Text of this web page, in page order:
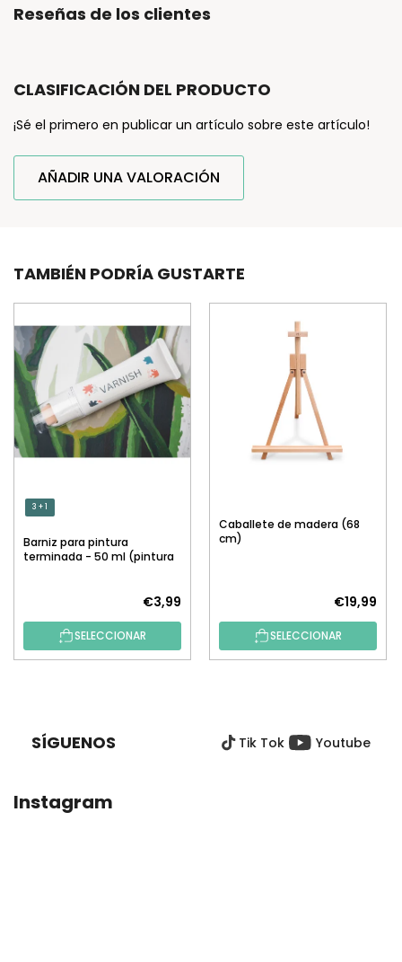
Reseñas de los clientes
CLASIFICACIÓN DEL PRODUCTO
¡Sé el primero en publicar un artículo sobre este artículo!
AÑADIR UNA VALORACIÓN
TAMBIÉN PODRÍA GUSTARTE
3 + 1
Barniz para pintura
terminada - 50 ml (pintura
€3,99
SELECCIONAR
Caballete de madera (68
cm)
€19,99
SELECCIONAR
SÍGUENOS Tik Tok Youtube
Instagram